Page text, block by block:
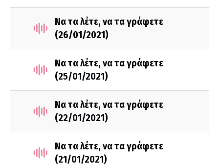
Να τα λέτε, να τα γράφετε
(26/01/2021)
Να τα λέτε, να τα γράφετε
(25/01/2021)
Να τα λέτε, να τα γράφετε
(22/01/2021)
Να τα λέτε, να τα γράφετε
(21/01/2021)